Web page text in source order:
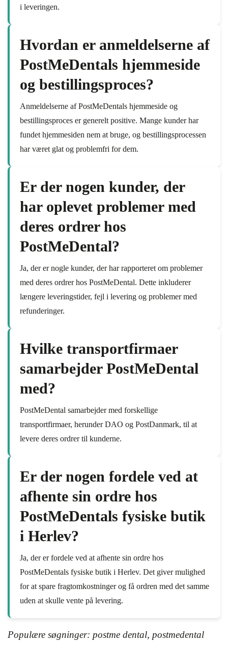
i leveringen.
Hvordan er anmeldelserne af
PostMeDentals hjemmeside
og bestillingsproces?
Anmeldelserne af PostMeDentals hjemmeside og
bestillingsproces er generelt positive. Mange kunder har
fundet hjemmesiden nem at bruge, og bestillingsprocessen
har været glat og problemfri for dem.
Er der nogen kunder, der
har oplevet problemer med
deres ordrer hos
PostMeDental?
Ja, der er nogle kunder, der har rapporteret om problemer
med deres ordrer hos PostMeDental. Dette inkluderer
længere leveringstider, fejl i levering og problemer med
refunderinger.
Hvilke transportfirmaer
samarbejder PostMeDental
med?
PostMeDental samarbejder med forskellige
transportfirmaer, herunder DAO og PostDanmark, til at
levere deres ordrer til kunderne.
Er der nogen fordele ved at
afhente sin ordre hos
PostMeDentals fysiske butik
i Herlev?
Ja, der er fordele ved at afhente sin ordre hos
PostMeDentals fysiske butik i Herlev. Det giver mulighed
for at spare fragtomkostninger og få ordren med det samme
uden at skulle vente på levering.
Populære søgninger: postme dental, postmedental